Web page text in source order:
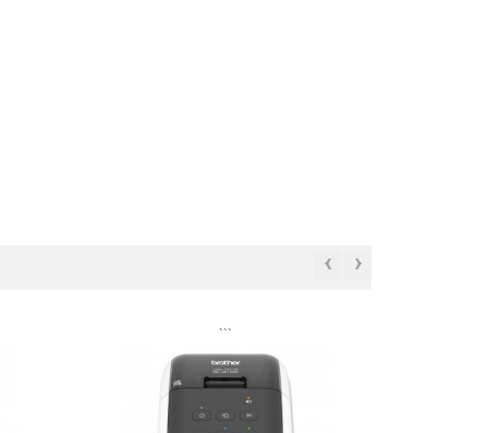
‹ ›
```